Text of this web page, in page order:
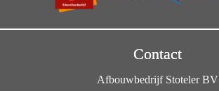
Contact
Afbouwbedrijf Stoteler BV